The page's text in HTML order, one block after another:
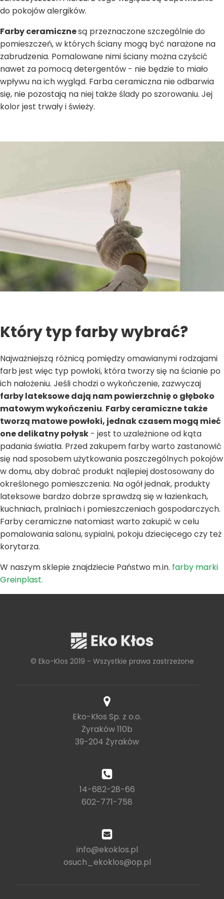
do pokojów alergików.
Farby ceramicznesą przeznaczone szczególnie do
pomieszczeń, w których ściany mogą być narażone na
zabrudzenia. Pomalowane nimi ściany można czyścić
nawet za pomocą detergentów - nie będzie to miało
wpływu na ich wygląd. Farba ceramiczna nie odbarwia
się, nie pozostają na niej także ślady po szorowaniu. Jej
kolor jest trwały i świeży.
Który typ farby wybrać?
Najważniejszą różnicą pomiędzy omawianymi rodzajami
farb jest więc typ powłoki, która tworzy się na ścianie po
ich nałożeniu. Jeśli chodzi o wykończenie, zazwyczaj
farby lateksowe dają nam powierzchnię o głęboko
matowym wykończeniu. Farby ceramiczne także
tworzą matowe powłoki, jednak czasem mogą mieć
one delikatny połysk - jest to uzależnione od kąta
padania światła. Przed zakupem farby warto zastanowić
się nad sposobem użytkowania poszczególnych pokojów
w domu, aby dobrać produkt najlepiej dostosowany do
określonego pomieszczenia. Na ogół jednak, produkty
lateksowe bardzo dobrze sprawdzą się w łazienkach,
kuchniach, pralniach i pomieszczeniach gospodarczych.
Farby ceramiczne natomiast warto zakupić w celu
pomalowania salonu, sypialni, pokoju dziecięcego czy też
korytarza.
W naszym sklepie znajdziecie Państwo m.in. farby marki
Greinplast.
© Eko-Kłos 2019 - Wszystkie prawa zastrzeżone
Eko-Kłos Sp. z o.o.
Żyraków 110b
39-204 Żyraków
14-682-28-66
602-771-758
info@ekoklos.pl
osuch_ekoklos@op.pl